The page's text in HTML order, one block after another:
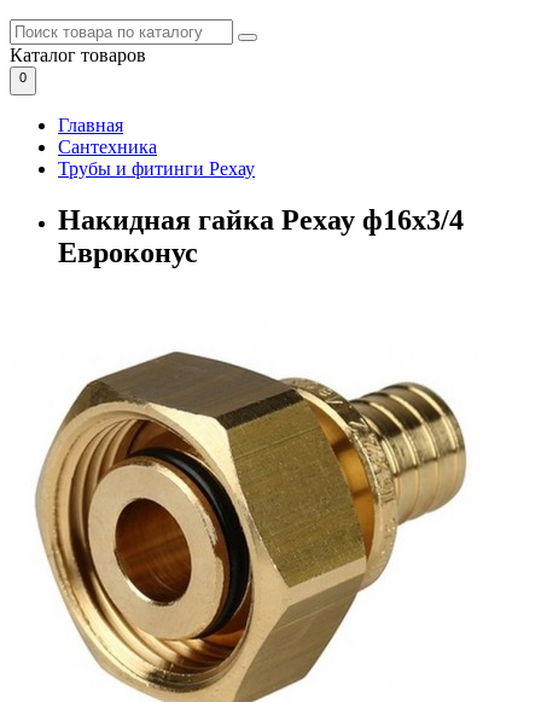
Каталог товаров
0
Главная
Сантехника
Трубы и фитинги Рехау
Накидная гайка Рехау ф16х3/4
Евроконус